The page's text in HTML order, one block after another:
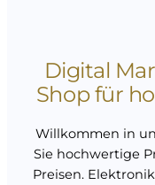
Digital
Shop für
Willkommen in
Sie hochwertige
Preisen.